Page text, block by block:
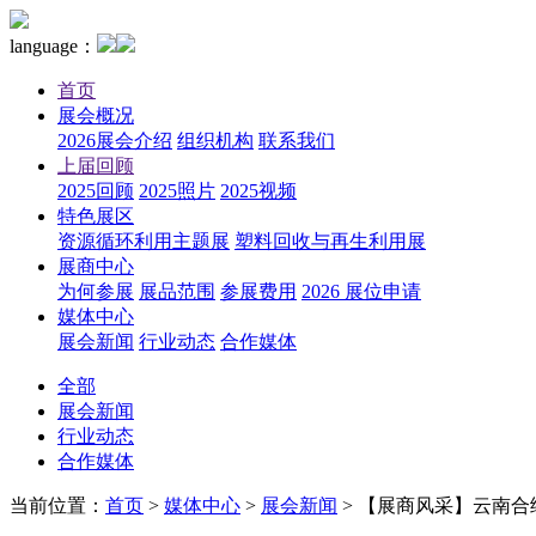
language：
首页
展会概况
2026展会介绍 组织机构 联系我们
上届回顾
2025回顾 2025照片 2025视频
特色展区
资源循环利用主题展 塑料回收与再生利用展
展商中心
为何参展 展品范围 参展费用 2026 展位申请
媒体中心
展会新闻 行业动态 合作媒体
全部
展会新闻
行业动态
合作媒体
当前位置： 首页 > 媒体中心 > 展会新闻 > 【展商风采】云南